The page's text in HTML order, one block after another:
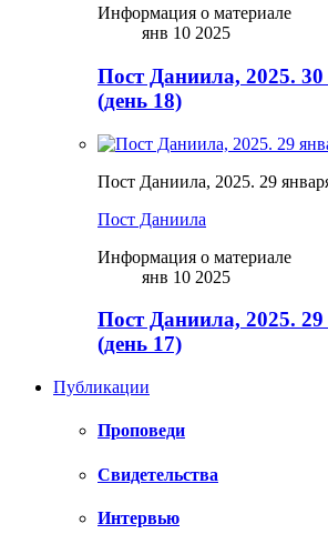
Информация о материале
янв 10 2025
Пост Даниила, 2025. 30
(день 18)
Пост Даниила, 2025. 29
Пост Даниила
Информация о материале
янв 10 2025
Пост Даниила, 2025. 29
(день 17)
Публикации
Проповеди
Свидетельства
Интервью